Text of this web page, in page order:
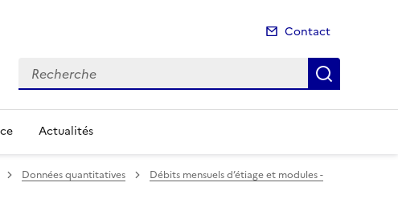
Contact
Recherche
Actualités
Données quantitatives
Débits mensuels d’étiage et modules -